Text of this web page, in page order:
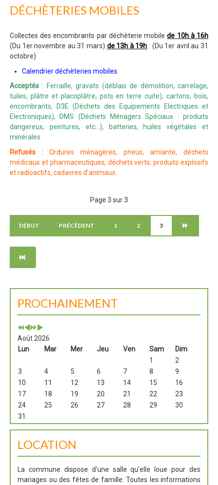
DÉCHÈTERIES MOBILES
Collectes des encombrants par déchèterie mobile de 10h à 16h
(Du 1er novembre au 31 mars) de 13h à 19h : (Du 1er avril au 31
octobre)
Calendrier déchèteries mobiles
Acceptés : Ferraille, gravats (déblais de démolition, carrelage,
tuiles, plâtre et placoplâtre, pots en terre cuite), cartons, bois,
encombrants, D3E (Déchets des Equipements Electriques et
Electroniques), DMS (Déchets Ménagers Spéciaux : produits
dangereux, peintures, etc...), batteries, huiles végétales et
minérales.
Refusés :Ordures ménagères, pneus, amiante, déchets
médicaux et pharmaceutiques, déchets verts, produits explosifs
et radioactifs, cadavres d'animaux.
Page 3 sur 3
DÉBUT PRÉCÉDENT 1 2 3
PROCHAINEMENT
Août 2026
Lun
Mar Mer Jeu Ven Sam
Dim
1
2
3
4 5 6 7 8
9
10
11 12 13 14 15
16
17
18 19 20 21 22
23
24
25 26 27 28 29
30
31
LOCATION
La commune dispose d'une salle qu'elle loue pour des
mariages ou des fêtes de famille. Toutes les informations